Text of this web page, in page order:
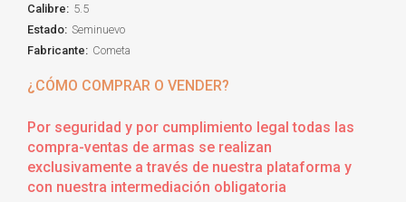
Calibre: 5.5
Estado: Seminuevo
Fabricante: Cometa
¿CÓMO COMPRAR O VENDER?
Por seguridad y por cumplimiento legal todas las
compra-ventas de armas se realizan
exclusivamente a través de nuestra plataforma y
con nuestra intermediación obligatoria